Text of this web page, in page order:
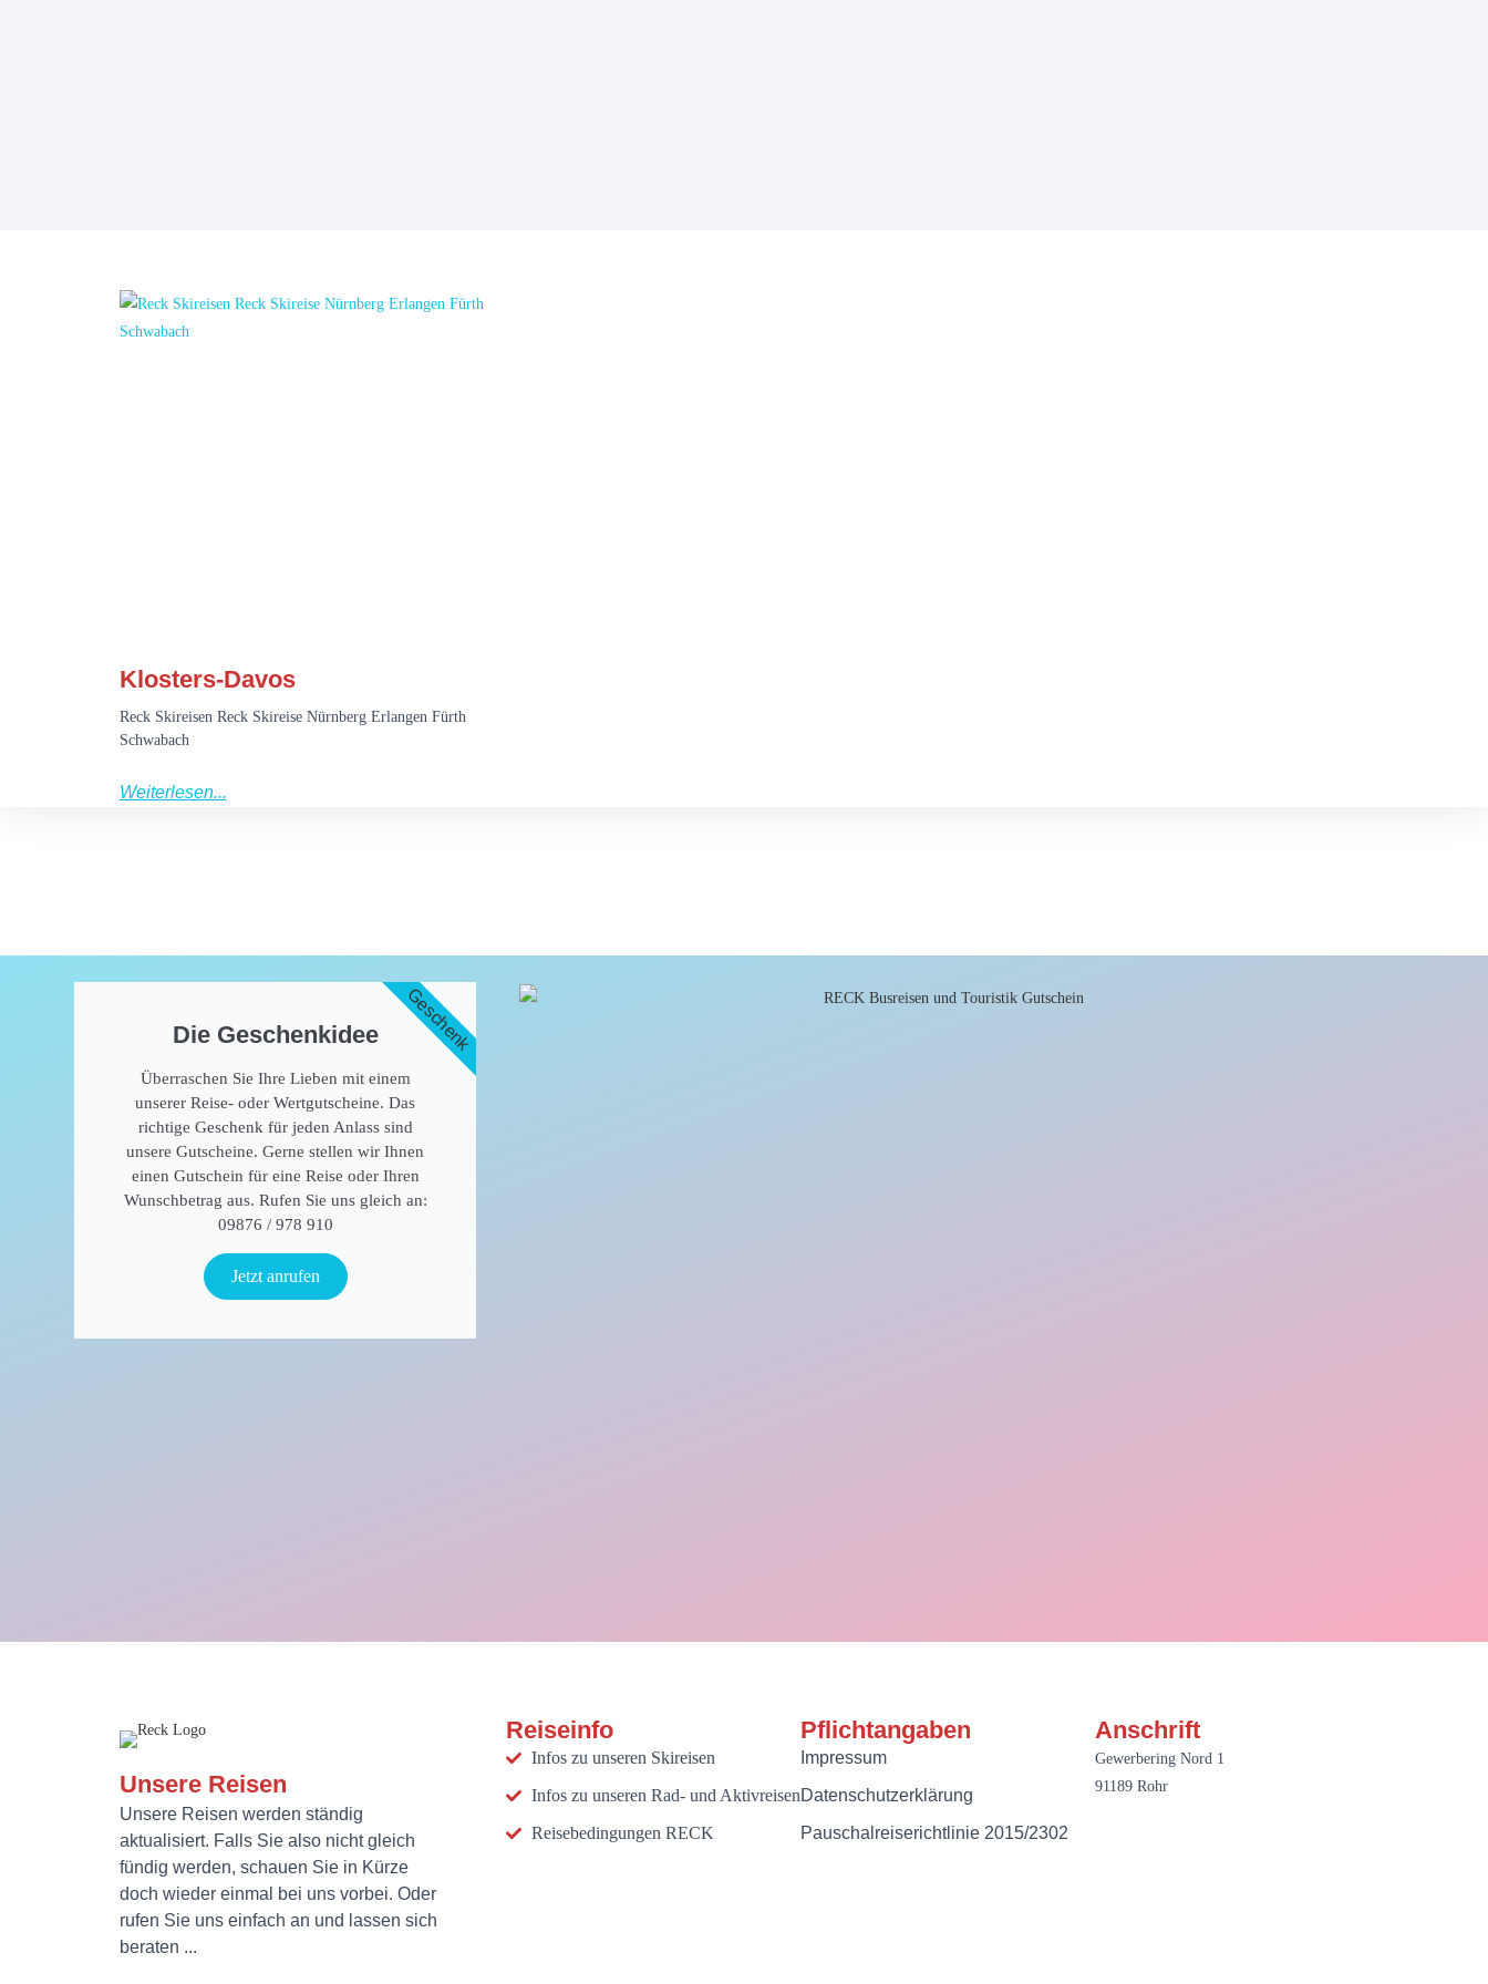
Klosters-Davos
Reck Skireisen Reck Skireise Nürnberg Erlangen Fürth
Schwabach
Weiterlesen...
Die Geschenkidee​
Überraschen Sie Ihre Lieben mit einem
unserer Reise- oder Wertgutscheine. Das
richtige Geschenk für jeden Anlass sind
unsere Gutscheine. Gerne stellen wir Ihnen
einen Gutschein für eine Reise oder Ihren
Wunschbetrag aus. Rufen Sie uns gleich an:
09876 / 978 910​
Jetzt anrufen
Geschenk
Unsere Reisen
Unsere Reisen werden ständig
aktualisiert. Falls Sie also nicht gleich
fündig werden, schauen Sie in Kürze
doch wieder einmal bei uns vorbei. Oder
rufen Sie uns einfach an und lassen sich
beraten ...
Reiseinfo
Infos zu unseren Skireisen
Infos zu unseren Rad- und Aktivreisen
Reisebedingungen RECK
Pflichtangaben
Impressum
Datenschutzerklärung
Pauschalreiserichtlinie 2015/2302
Anschrift
Gewerbering Nord 1
91189 Rohr